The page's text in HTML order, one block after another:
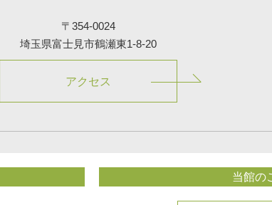
〒354-0024
埼玉県富士見市鶴瀬東1-8-20
アクセス
当館の